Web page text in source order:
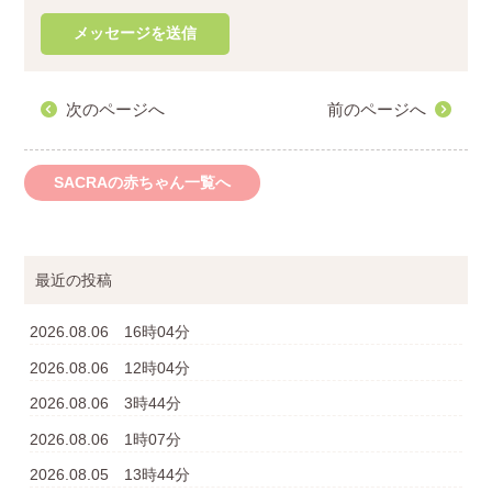
次のページへ 前のページへ
SACRAの赤ちゃん一覧へ
最近の投稿
2026.08.06 16時04分
2026.08.06 12時04分
2026.08.06 3時44分
2026.08.06 1時07分
2026.08.05 13時44分